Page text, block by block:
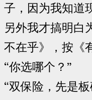
子，因为我知道
另外我才搞明白
不在乎》，按《
“你选哪个？”
“双保险，先是